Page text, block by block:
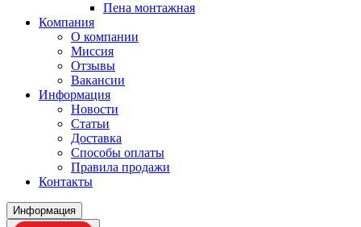
Пена монтажная
Компания
О компании
Миссия
Отзывы
Вакансии
Информация
Новости
Статьи
Доставка
Способы оплаты
Правила продажи
Контакты
Информация